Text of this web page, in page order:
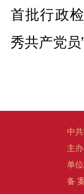
首批行政
秀共产党员
中
主
单
备